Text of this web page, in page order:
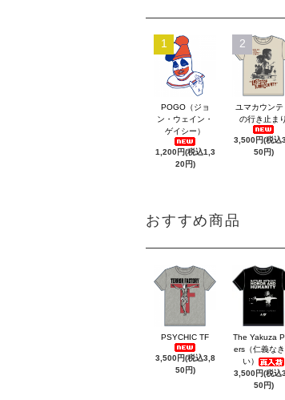
1
POGO（ジョ
ン・ウェイン・
ゲイシー）
1,200円(税込1,3
20円)
2
ユマカウンテ
の行き止まり
3,500円(税込
50円)
おすすめ商品
PSYCHIC TF
3,500円(税込3,8
50円)
The Yakuza
ers（仁義な
い）
3,500円(税込
50円)